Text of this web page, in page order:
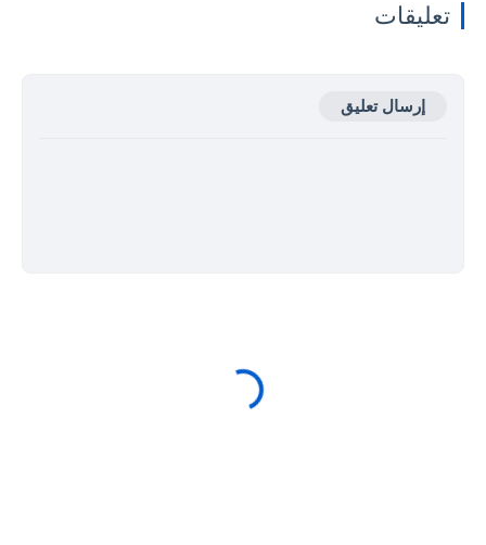
تعليقات
إرسال تعليق